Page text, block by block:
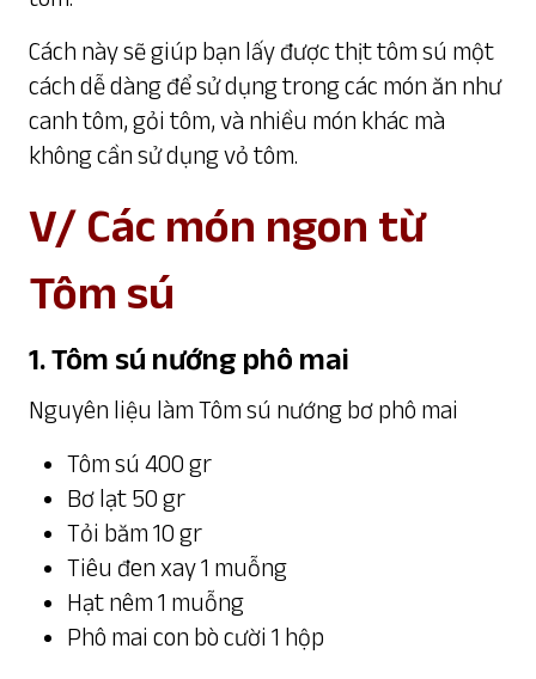
Cách này sẽ giúp bạn lấy được thịt tôm sú một
cách dễ dàng để sử dụng trong các món ăn như
canh tôm, gỏi tôm, và nhiều món khác mà
không cần sử dụng vỏ tôm.
V/ Các món ngon từ
Tôm sú
1. Tôm sú nướng phô mai
Nguyên liệu làm Tôm sú nướng bơ phô mai
Tôm sú 400 gr
Bơ lạt 50 gr
Tỏi băm 10 gr
Tiêu đen xay 1 muỗng
Hạt nêm 1 muỗng
Phô mai con bò cười 1 hộp